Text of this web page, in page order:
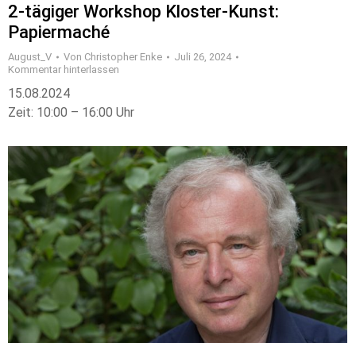
2-tägiger Workshop Kloster-Kunst:
Papiermaché
August_V Von Christopher Enke
Juli 26, 2024
Kommentar hinterlassen
15.08.2024
Zeit: 10:00 – 16:00 Uhr